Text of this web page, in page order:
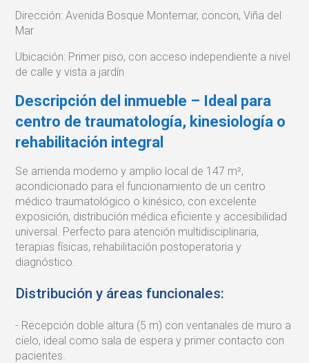
Dirección: Avenida Bosque Montemar, concon, Viña del
Mar
Ubicación: Primer piso, con acceso independiente a nivel
de calle y vista a jardín
Descripción del inmueble – Ideal para
centro de traumatología, kinesiología o
rehabilitación integral
Se arrienda moderno y amplio local de 147 m²,
acondicionado para el funcionamiento de un centro
médico traumatológico o kinésico, con excelente
exposición, distribución médica eficiente y accesibilidad
universal. Perfecto para atención multidisciplinaria,
terapias físicas, rehabilitación postoperatoria y
diagnóstico.
Distribución y áreas funcionales:
- Recepción doble altura (5 m) con ventanales de muro a
cielo, ideal como sala de espera y primer contacto con
pacientes.